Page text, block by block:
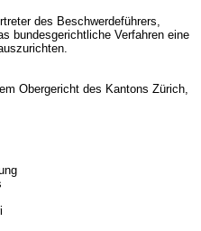
des Beschwerdeführers,
bundesgerichtliche Verfahren eine
Obergericht des Kantons Zürich,